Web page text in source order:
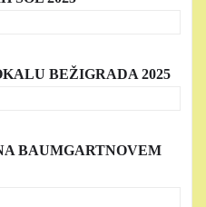
BEŽIGRADA 2025
BAUMGARTNOVEM